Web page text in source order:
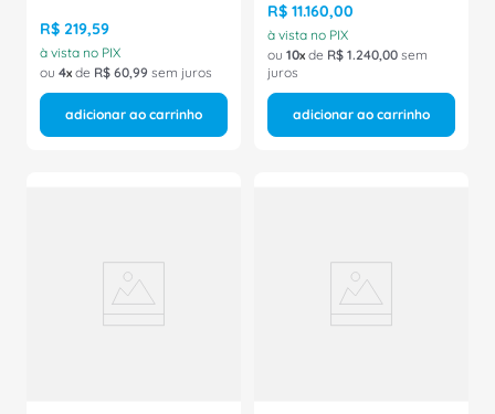
R$ 219,59
à vista no PIX
ou 4 de R$ 60,99 sem juros
adicionar ao carrinho
R$ 11.160,00
à vista no PIX
ou 10 de R$ 1.240,00 sem
juros
adicionar ao carrinho